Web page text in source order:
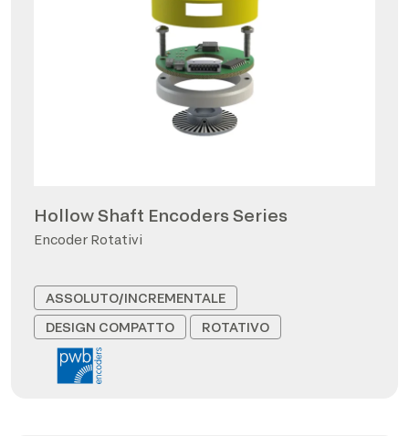
Hollow Shaft Encoders Series
Encoder Rotativi
ASSOLUTO/INCREMENTALE
DESIGN COMPATTO
ROTATIVO